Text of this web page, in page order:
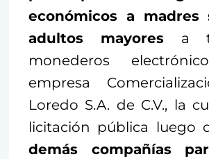
económicos a madres
adultos mayores a
monederos
empresa
Loredo S.A. de C.V., la
licitación pública luego
demás compañías